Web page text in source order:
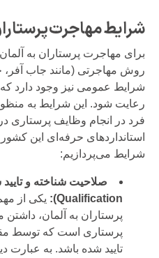
شرایط مهاجرت
برای مهاجرت پرستاران به
روش مهاجرتی (مانند جاب آفر،
شرایط عمومی نیز وجود دارد که
رعایت شود. این شرایط به منظور
فرد در انجام وظایف پرستاری در
استانداردهای حرفه‌ای این کشور
شرایط می‌پردازیم:
Qualification): یکی از
پرستاران به آلمان، داشتن
پرستاری است که توسط
تایید شده باشد. به عبارت